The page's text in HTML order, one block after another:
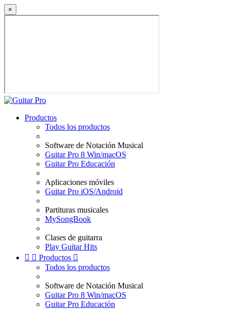
×
Productos
Todos los productos
Software de Notación Musical
Guitar Pro 8 Win/macOS
Guitar Pro Educación
Aplicaciones móviles
Guitar Pro iOS/Android
Partituras musicales
MySongBook
Clases de guitarra
Play Guitar Hits
  Productos 
Todos los productos
Software de Notación Musical
Guitar Pro 8 Win/macOS
Guitar Pro Educación